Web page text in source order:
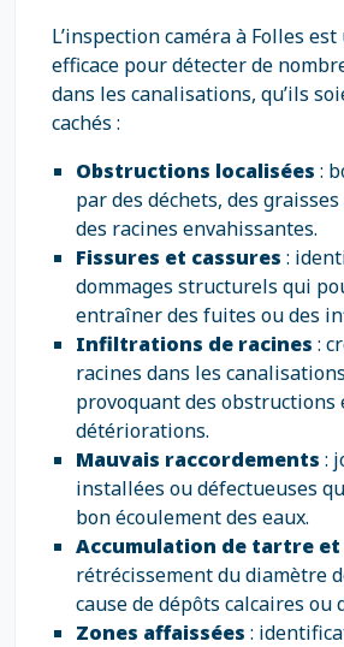
L’inspection caméra à Folles
efficace pour détecter de
dans les canalisations, qu’ils
cachés :
Obstructions localisées :
par des déchets, des
des racines envahissantes.
Fissures et cassures :
dommages structurels qui
entraîner des fuites ou des
Infiltrations de racines :
racines dans les
provoquant des obstructions
détériorations.
Mauvais raccordements :
installées ou défectueuses
bon écoulement des eaux.
Accumulation de tartre et
rétrécissement du diamètre
cause de dépôts calcaires ou
Zones affaissées :